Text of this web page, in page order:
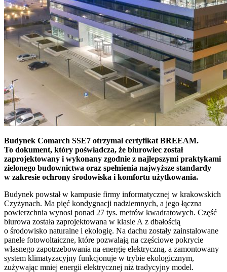
Budynek Comarch SSE7 otrzymał certyfikat BREEAM.
To dokument, który poświadcza, że biurowiec został
zaprojektowany i wykonany zgodnie z najlepszymi praktykami
zielonego budownictwa oraz spełnienia najwyższe standardy
w zakresie ochrony środowiska i komfortu użytkowania.
Budynek powstał w kampusie firmy informatycznej w krakowskich
Czyżynach. Ma pięć kondygnacji nadziemnych, a jego łączna
powierzchnia wynosi ponad 27 tys. metrów kwadratowych. Część
biurowa została zaprojektowana w klasie A z dbałością
o środowisko naturalne i ekologię. Na dachu zostały zainstalowane
panele fotowoltaiczne, które pozwalają na częściowe pokrycie
własnego zapotrzebowania na energię elektryczną, a zamontowany
system klimatyzacyjny funkcjonuje w trybie ekologicznym,
zużywając mniej energii elektrycznej niż tradycyjny model.